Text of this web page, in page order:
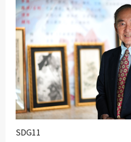
SDG3
SDG4
SDG5
SDG6
SDG7
SDG8
SDG9
SDG11